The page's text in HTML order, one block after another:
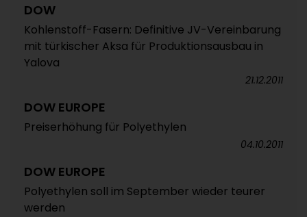
DOW
Kohlenstoff-Fasern: Definitive JV-Vereinbarung
mit türkischer Aksa für Produktionsausbau in
Yalova
21.12.2011
DOW EUROPE
Preiserhöhung für Polyethylen
04.10.2011
DOW EUROPE
Polyethylen soll im September wieder teurer
werden